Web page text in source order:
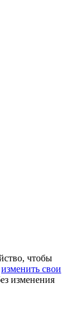
чтобы
изменить свои
изменения